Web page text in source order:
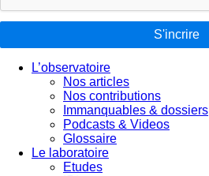
S'incrire
L’observatoire
Nos articles
Nos contributions
Immanquables & dossiers
Podcasts & Videos
Glossaire
Le laboratoire
Etudes